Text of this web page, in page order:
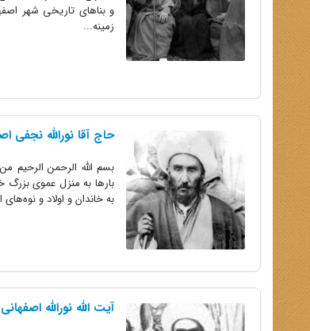
و بناهاى تاریخى شهر
زمینه...
حاج‏ آقا نورالله
بسم الله الرحمن الرحیم
بارها به منزل عموى بزرگ
به خاندان و اولاد و
آیت ‏الله نورالله